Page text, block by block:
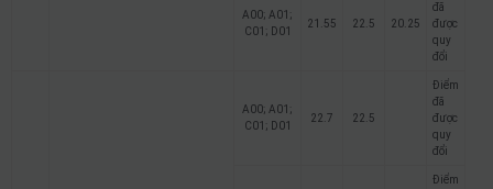
A00; A01;
C01; D01
21.55 22.5 20.25
đã
được
quy
đổi
A00; A01;
C01; D01
22.7 22.5
Điểm
đã
được
quy
đổi
Điểm